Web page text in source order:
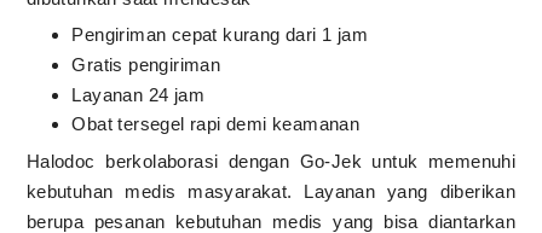
Pengiriman cepat kurang dari 1 jam
Gratis pengiriman
Layanan 24 jam
Obat tersegel rapi demi keamanan
Halodoc berkolaborasi dengan Go-Jek untuk memenuhi
kebutuhan medis masyarakat. Layanan yang diberikan
berupa pesanan kebutuhan medis yang bisa diantarkan